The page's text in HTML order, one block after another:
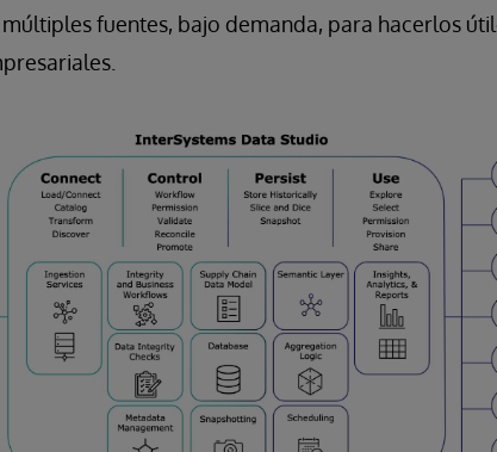
fuentes, bajo demanda, para hacerlos